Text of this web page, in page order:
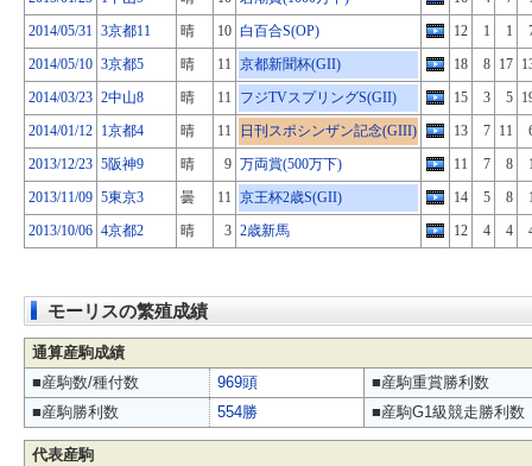
2014/05/31 3京都11 晴 10 白百合S(OP) 12 1 1
2014/05/10 3京都5 晴 11 京都新聞杯(GII) 18 8 17
2014/03/23 2中山8 晴 11 フジTVスプリングS(GII) 15 3 5
2014/01/12 1京都4 晴 11 日刊スポシンザン記念(GIII) 13 7 11
2013/12/23 5阪神9 晴 9 万両賞(500万下) 11 7 8
2013/11/09 5東京3 曇 11 京王杯2歳S(GII) 14 5 8
2013/10/06 4京都2 晴 3 2歳新馬 12 4 4
モーリスの繁殖成績
通算産駒成績
■産駒数/種付数
969頭
■産駒重賞勝利数
■産駒勝利数
554勝 ■産駒G1級競走勝利数
代表産駒